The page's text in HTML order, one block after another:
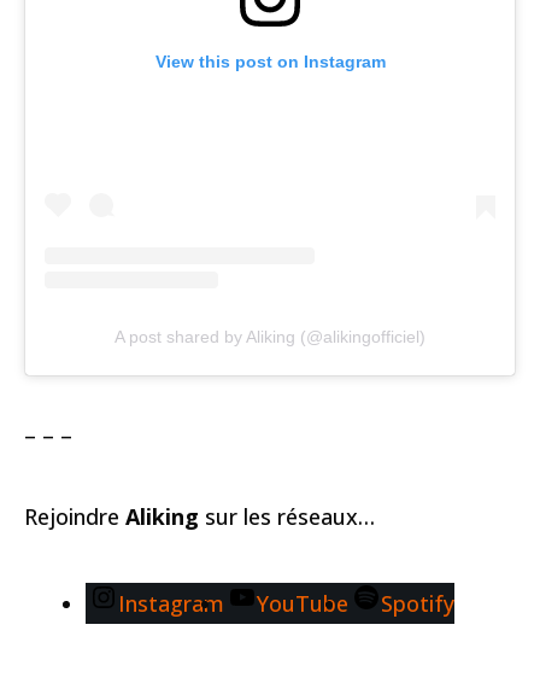
View this post on Instagram
A post shared by Aliking (@alikingofficiel)
– – –
Rejoindre Aliking sur les réseaux…
Instagram YouTube Spotify